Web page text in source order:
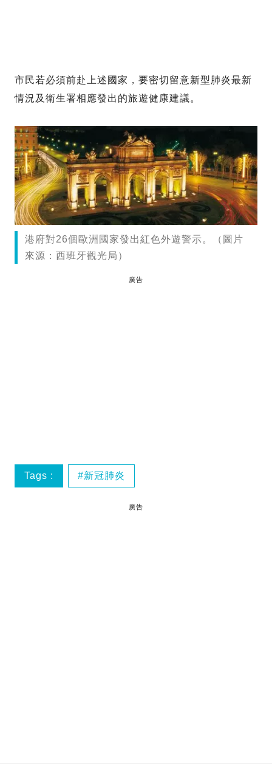
市民若必須前赴上述國家，要密切留意新型肺炎最新
情況及衛生署相應發出的旅遊健康建議。
港府對26個歐洲國家發出紅色外遊警示。（圖片
來源：西班牙觀光局）
廣告
Tags : 新冠肺炎
廣告